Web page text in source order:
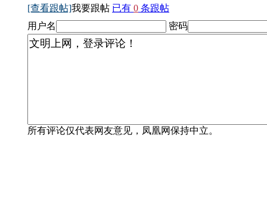
[查看跟帖]我要跟帖 已有 0 条跟帖
用户名
密码
所有评论仅代表网友意见，凤凰网保持中立。